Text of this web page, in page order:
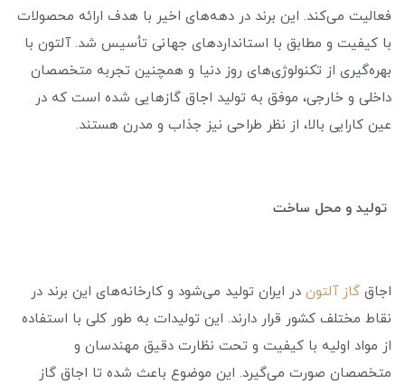
فعالیت می‌کند. این برند در دهه‌های اخیر با هدف ارائه محصولات
با کیفیت و مطابق با استانداردهای جهانی تأسیس شد. آلتون با
بهره‌گیری از تکنولوژی‌های روز دنیا و همچنین تجربه متخصصان
داخلی و خارجی، موفق به تولید اجاق گازهایی شده است که در
عین کارایی بالا، از نظر طراحی نیز جذاب و مدرن هستند.
تولید و محل ساخت
اجاق گاز آلتون در ایران تولید می‌شود و کارخانه‌های این برند در
نقاط مختلف کشور قرار دارند. این تولیدات به طور کلی با استفاده
از مواد اولیه با کیفیت و تحت نظارت دقیق مهندسان و
متخصصان صورت می‌گیرد. این موضوع باعث شده تا اجاق گاز